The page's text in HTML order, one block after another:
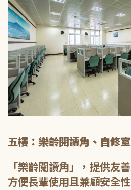
五樓：樂齡閱讀角、自修室
「樂齡閱讀角」，提供友
方便長輩使用且兼顧安全